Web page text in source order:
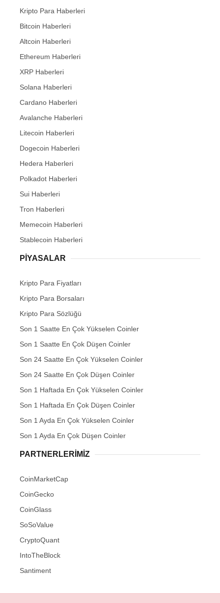
Kripto Para Haberleri
Bitcoin Haberleri
Altcoin Haberleri
Ethereum Haberleri
XRP Haberleri
Solana Haberleri
Cardano Haberleri
Avalanche Haberleri
Litecoin Haberleri
Dogecoin Haberleri
Hedera Haberleri
Polkadot Haberleri
Sui Haberleri
Tron Haberleri
Memecoin Haberleri
Stablecoin Haberleri
PIYASALAR
Kripto Para Fiyatları
Kripto Para Borsaları
Kripto Para Sözlüğü
Son 1 Saatte En Çok Yükselen Coinler
Son 1 Saatte En Çok Düşen Coinler
Son 24 Saatte En Çok Yükselen Coinler
Son 24 Saatte En Çok Düşen Coinler
Son 1 Haftada En Çok Yükselen Coinler
Son 1 Haftada En Çok Düşen Coinler
Son 1 Ayda En Çok Yükselen Coinler
Son 1 Ayda En Çok Düşen Coinler
PARTNERLERIMIZ
CoinMarketCap
CoinGecko
CoinGlass
SoSoValue
CryptoQuant
IntoTheBlock
Santiment